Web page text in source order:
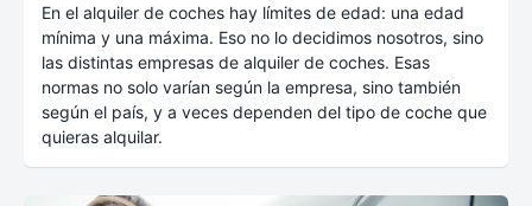
En el alquiler de coches hay límites de edad: una edad
mínima y una máxima. Eso no lo decidimos nosotros, sino
las distintas empresas de alquiler de coches. Esas
normas no solo varían según la empresa, sino también
según el país, y a veces dependen del tipo de coche que
quieras alquilar.